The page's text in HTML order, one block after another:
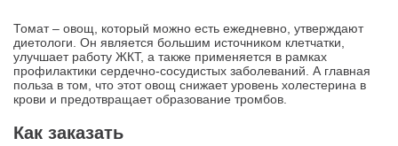
Томат – овощ, который можно есть ежедневно, утверждают
диетологи. Он является большим источником клетчатки,
улучшает работу ЖКТ, а также применяется в рамках
профилактики сердечно-сосудистых заболеваний. А главная
польза в том, что этот овощ снижает уровень холестерина в
крови и предотвращает образование тромбов.
Как заказать